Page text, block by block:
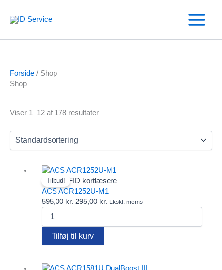
indholdet
Forside / Shop
Shop
Text search
Varekategorier
Andre RFID kortlæsere
Omnikey kortlæser
Salto
Clips
Diverse
Elatec RFID kortlæsere
Farvebånd
Viser 1–12 af 178 resultater
Tilbud!
Andre RFID kortlæsere
ACS ACR1252U-M1
595,00kr. Den
var:
595,00 kr..
295,00 kr.Den
Ekskl. moms
ACS
ACR1252U-
antal
Tilføj til kurv